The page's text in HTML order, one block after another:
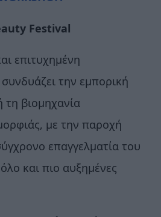
Festival
επιτυχημένη
την εμπορική
βιομηχανία
με την παροχή
επαγγελματία του
και πιο αυξημένες